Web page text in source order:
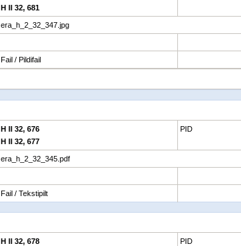
H II 32, 681
era_h_2_32_347.jpg
Fail / Pildifail
H II 32, 676
H II 32, 677
PID
era_h_2_32_345.pdf
Fail / Tekstipilt
H II 32, 678
PID